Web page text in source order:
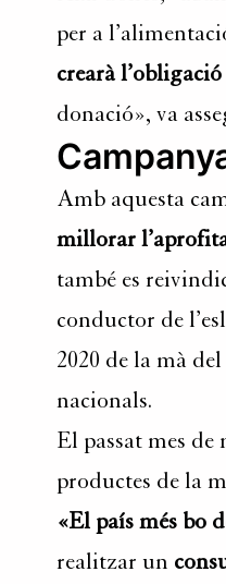
per a
crearà
donació», va
Amb aquesta
millorar
també es
conductor de
2020 de la mà
nacionals.
El passat mes
productes de la
«El país més bo
realitzar un